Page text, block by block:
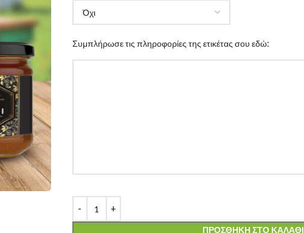
Συμπλήρωσε τις πληροφορίες της ετικέτας σου εδώ:
ΠΡΟΣΘΉΚΗ ΣΤΟ ΚΑΛΆΘΙ